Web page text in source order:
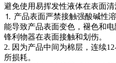
避免使用易挥发性液体在表面清
⒈ 产品表面严禁接触强酸碱性
能导致产品表面变色，褪色和
锋利物器在表面接触和划伤。
2. 因为产品中间为棉层，连续
所损耗。